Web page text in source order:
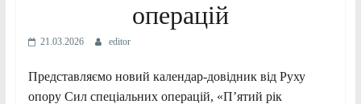
операцій
21.03.2026 editor
Представляємо новий календар-довідник від Руху
опору Сил спеціальних операцій, «П’ятий рік